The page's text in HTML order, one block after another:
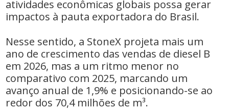
atividades econômicas globais possa gerar
impactos à pauta exportadora do Brasil.
Nesse sentido, a StoneX projeta mais um
ano de crescimento das vendas de diesel B
em 2026, mas a um ritmo menor no
comparativo com 2025, marcando um
avanço anual de 1,9% e posicionando-se ao
redor dos 70,4 milhões de m³.